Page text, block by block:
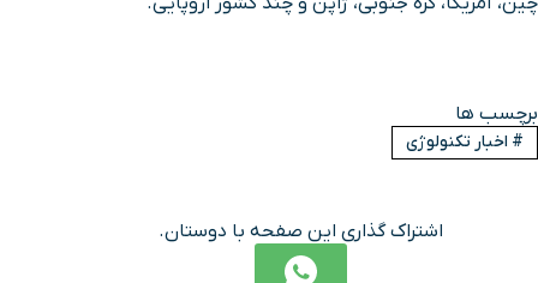
برچسب ها
# اخبار تکنولوژی
اشتراک گذاری این صفحه با دوستان.